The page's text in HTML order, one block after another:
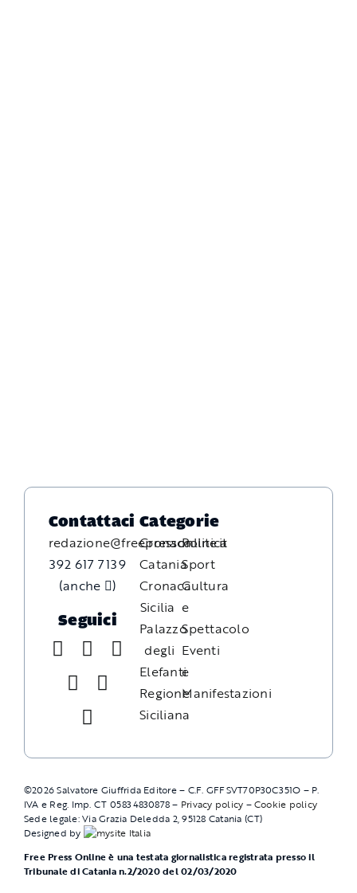
Contattaci
redazione@freepressonline.it
392 617 7139
(anche
)
Seguici
Categorie
Cronaca
Catania
Cronaca
Sicilia
Palazzo
degli
Elefanti
Regione
Siciliana
Politica
Sport
Cultura
e
Spettacolo
Eventi
e
Manifestazioni
©2026Salvatore Giuffrida Editore – C.F. GFFSVT70P30C351O – P.
IVA e Reg. Imp. CT 05834830878 – Privacy policy –Cookie policy
Sede legale: Via Grazia Deledda 2, 95128 Catania (CT)
Designed by
Free Press Online è una testata giornalistica registrata presso il
Tribunale di Catania n.2/2020 del 02/03/2020